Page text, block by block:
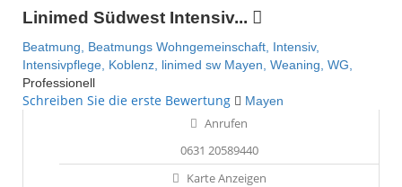
Linimed Südwest Intensiv...
Beatmung, Beatmungs Wohngemeinschaft, Intensiv,
Intensivpflege, Koblenz, linimed sw Mayen, Weaning, WG,
Professionell
Schreiben Sie die erste Bewertung Mayen
Anrufen
0631 20589440
Karte Anzeigen